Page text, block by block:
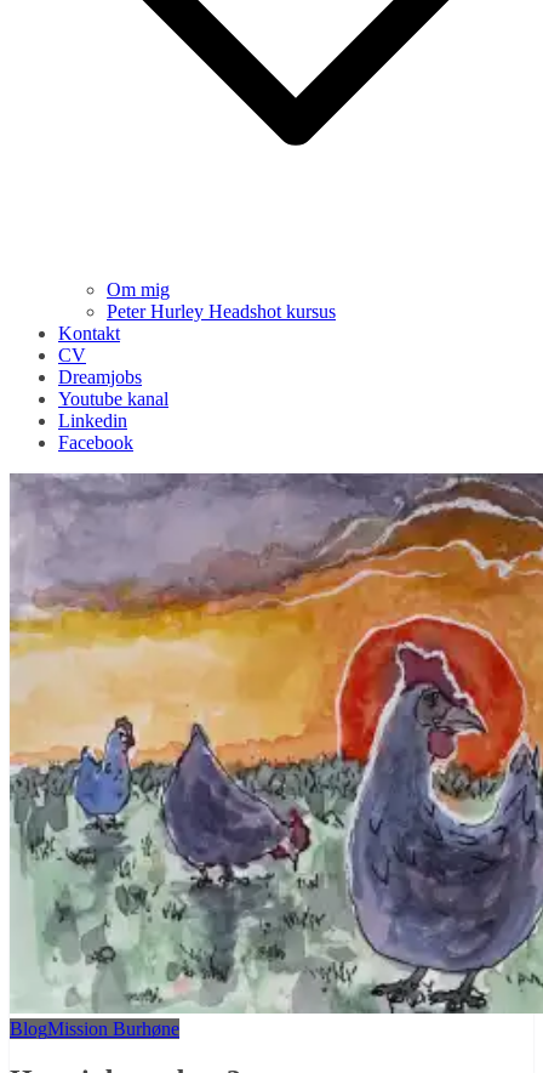
Om mig
Peter Hurley Headshot kursus
Kontakt
CV
Dreamjobs
Youtube kanal
Linkedin
Facebook
BlogMission Burhøne